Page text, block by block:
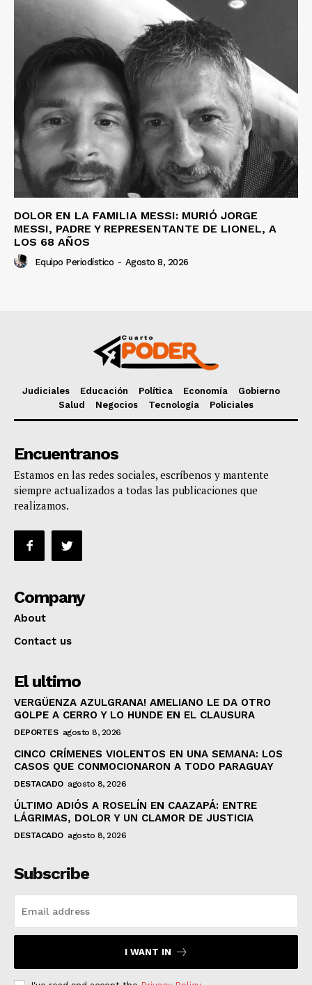
DOLOR EN LA FAMILIA MESSI: MURIÓ JORGE
MESSI, PADRE Y REPRESENTANTE DE LIONEL, A
LOS 68 AÑOS
Equipo Periodístico - Agosto 8, 2026
Judiciales Educación Política Economía
Gobierno
Salud
Negocios Tecnología Policiales
Encuentranos
Estamos en las redes sociales, escríbenos y mantente
siempre actualizados a todas las publicaciones que
realizamos.
Company
About
Contact us
El ultimo
VERGÜENZA AZULGRANA! AMELIANO LE DA OTRO
GOLPE A CERRO Y LO HUNDE EN EL CLAUSURA
DEPORTES agosto 8, 2026
CINCO CRÍMENES VIOLENTOS EN UNA SEMANA: LOS
CASOS QUE CONMOCIONARON A TODO PARAGUAY
DESTACADO agosto 8, 2026
ÚLTIMO ADIÓS A ROSELÍN EN CAAZAPÁ: ENTRE
LÁGRIMAS, DOLOR Y UN CLAMOR DE JUSTICIA
DESTACADO agosto 8, 2026
Subscribe
I WANT IN